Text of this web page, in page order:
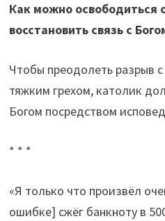
Как можно освободиться
восстановить связь с
Чтобы преодолеть разрыв
тяжким грехом, католик
Богом посредством
* * *
«Я только что произвёл
ошибке] сжёг банкноту в